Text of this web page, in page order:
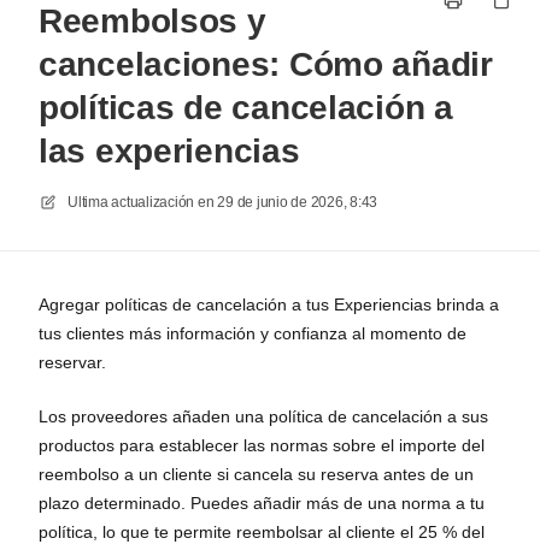
Reembolsos y
cancelaciones: Cómo añadir
políticas de cancelación a
las experiencias
Ultima actualización en 29 de junio de 2026, 8:43
Agregar políticas de cancelación a tus Experiencias brinda a
tus clientes más información y confianza al momento de
reservar.
Los proveedores añaden una política de cancelación a sus
productos para establecer las normas sobre el importe del
reembolso a un cliente si cancela su reserva antes de un
plazo determinado. Puedes añadir más de una norma a tu
política, lo que te permite reembolsar al cliente el 25 % del